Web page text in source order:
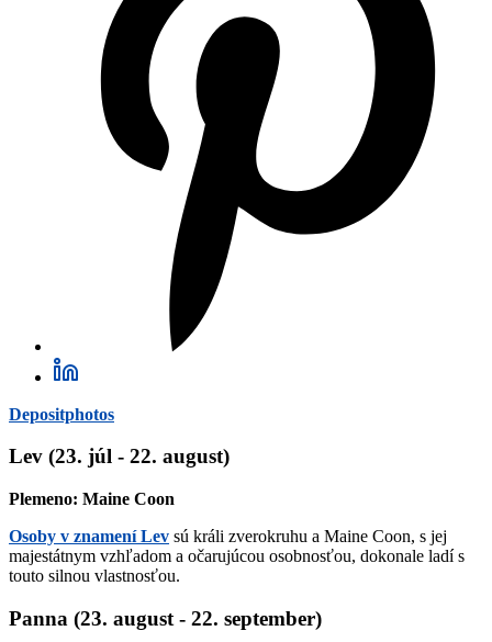
Depositphotos
Lev (23. júl - 22. august)
Plemeno: Maine Coon
Osoby v znamení Lev sú králi zverokruhu a Maine Coon, s jej
majestátnym vzhľadom a očarujúcou osobnosťou, dokonale ladí s
touto silnou vlastnosťou.
Panna (23. august - 22. september)